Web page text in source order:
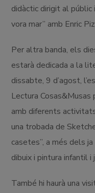
didàctic dirigit al
vora mar” amb Enric
Per altra banda, els
estarà dedicada a la
dissabte, 9 d’agost,
Lectura
amb diferents
una trobada de
casetes”, a més dels
dibuix i pintura infantil i
També hi haurà una